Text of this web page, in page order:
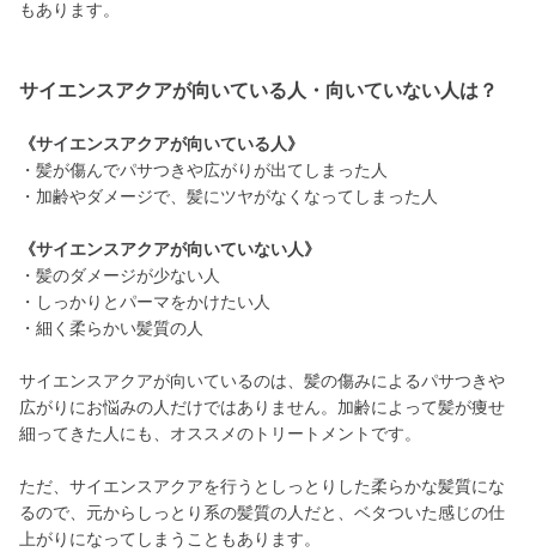
もあります。
サイエンスアクアが向いている人・向いていない人は？
《サイエンスアクアが向いている人》
・髪が傷んでパサつきや広がりが出てしまった人
・加齢やダメージで、髪にツヤがなくなってしまった人
《サイエンスアクアが向いていない人》
・髪のダメージが少ない人
・しっかりとパーマをかけたい人
・細く柔らかい髪質の人
サイエンスアクアが向いているのは、髪の傷みによるパサつきや
広がりにお悩みの人だけではありません。加齢によって髪が痩せ
細ってきた人にも、オススメのトリートメントです。
ただ、サイエンスアクアを行うとしっとりした柔らかな髪質にな
るので、元からしっとり系の髪質の人だと、ベタついた感じの仕
上がりになってしまうこともあります。